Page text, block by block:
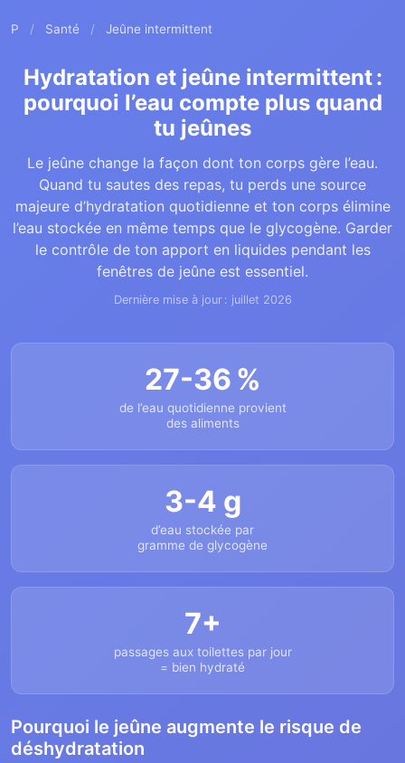
P / Santé / Jeûne intermittent
Hydratation et jeûne intermittent :
pourquoi l’eau compte plus quand
tu jeûnes
Le jeûne change la façon dont ton corps gère l’eau.
Quand tu sautes des repas, tu perds une source
majeure d’hydratation quotidienne et ton corps élimine
l’eau stockée en même temps que le glycogène. Garder
le contrôle de ton apport en liquides pendant les
fenêtres de jeûne est essentiel.
Dernière mise à jour : juillet 2026
27-36 %
de l’eau quotidienne provient
des aliments
3-4 g
d’eau stockée par
gramme de glycogène
7+
passages aux toilettes par jour
= bien hydraté
Pourquoi le jeûne augmente le risque de
déshydratation